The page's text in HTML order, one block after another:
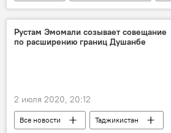
Германия
Афганистан
Рустам Эмомали созывает совещание
по расширению границ Душанбе
2 июля 2020, 20:12
Все новости
Таджикистан